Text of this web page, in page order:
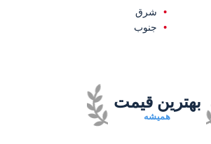
شرق
جنوب
همیشه
بهترین قیمت